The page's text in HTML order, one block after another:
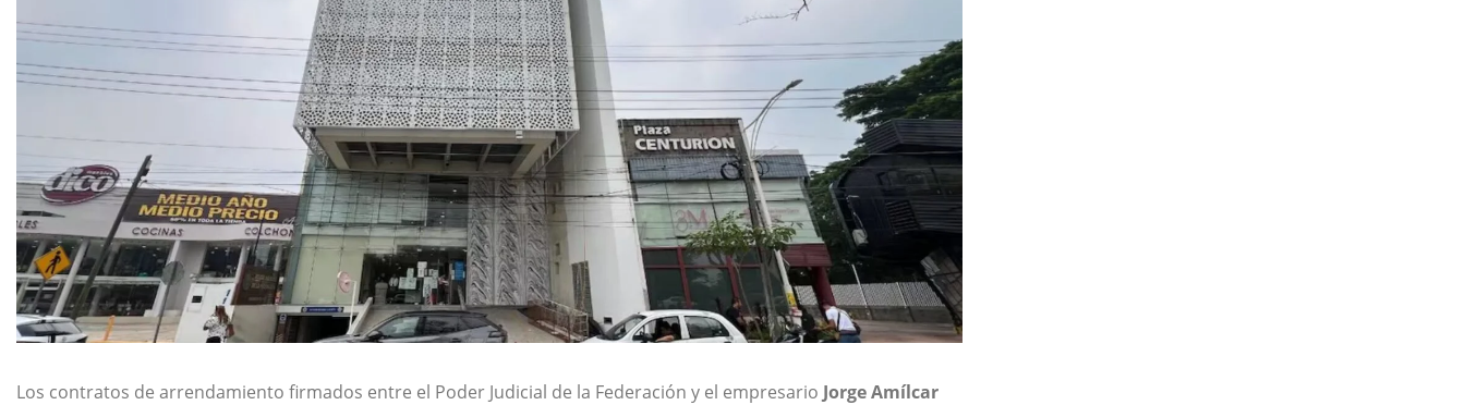
Los contratos de arrendamiento firmados entre el Poder Judicial de la Federación y el empresario Jorge Amílcar